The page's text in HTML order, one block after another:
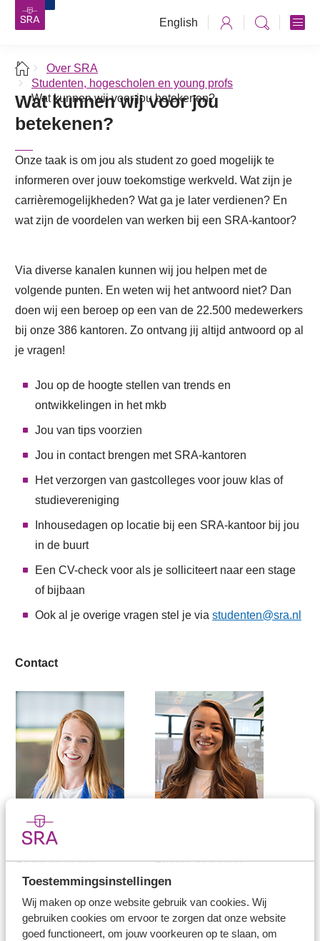
Toestemmingsinstellingen
Wij maken op onze website gebruik van cookies. Wij
gebruiken cookies om ervoor te zorgen dat onze website
goed functioneert, om jouw voorkeuren op te slaan, om
English
Over SRA
Studenten, hogescholen en young profs
Wat kunnen wij voor jou betekenen?
Wat kunnen wij voor jou
betekenen?
Onze taak is om jou als student zo goed mogelijk te
informeren over jouw toekomstige werkveld. Wat zijn je
carrièremogelijkheden? Wat ga je later verdienen? En
wat zijn de voordelen van werken bij een SRA-kantoor?
Via diverse kanalen kunnen wij jou helpen met de
volgende punten. En weten wij het antwoord niet? Dan
doen wij een beroep op een van de 22.500 medewerkers
bij onze 386 kantoren. Zo ontvang jij altijd antwoord op al
je vragen!
Jou op de hoogte stellen van trends en
ontwikkelingen in het mkb
Jou van tips voorzien
Jou in contact brengen met SRA-kantoren
Het verzorgen van gastcolleges voor jouw klas of
studievereniging
Inhousedagen op locatie bij een SRA-kantoor bij jou
in de buurt
Een CV-check voor als je solliciteert naar een stage
of bijbaan
Ook al je overige vragen stel je via studenten@sra.nl
Contact
Claudia Bergkamp
Projectmanager
Arbeidsmarktcommunicatie
E cbergkamp@sra.nl
T030 656 60 60
Projectassistente
Evenementen
E bwitlox@sra.nl
T030 656 60 60